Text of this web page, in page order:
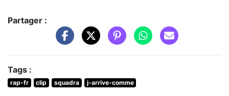
Partager :
Tags :
rap-fr clip squadra j-arrive-comme